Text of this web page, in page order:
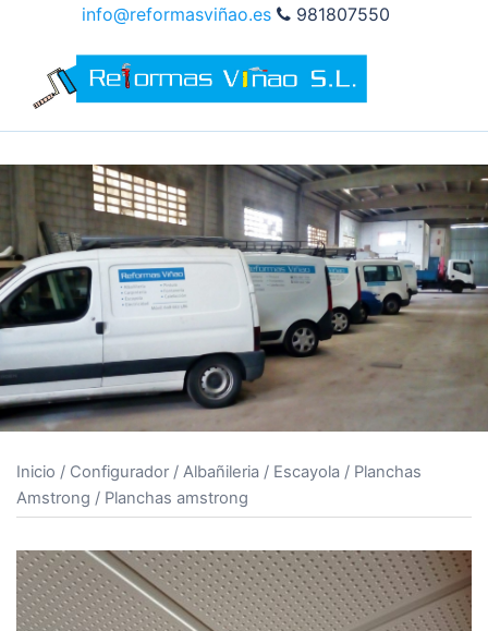
contenido
info@reformasviñao.es 981807550
Inicio / Configurador / Albañileria / Escayola / Planchas
Amstrong / Planchas amstrong